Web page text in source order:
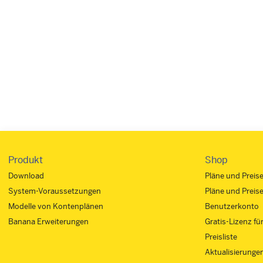
Produkt
Download
System-Voraussetzungen
Modelle von Kontenplänen
Banana Erweiterungen
Shop
Pläne und
Pläne und
Benutzerkonto
Gratis-Lizenz
Preisliste